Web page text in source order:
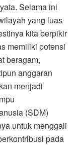
Selama ini
yang luas
kita berpikir
memiliki potensi
beragam,
anggaran
menjadi
(SDM)
untuk menggali
pada